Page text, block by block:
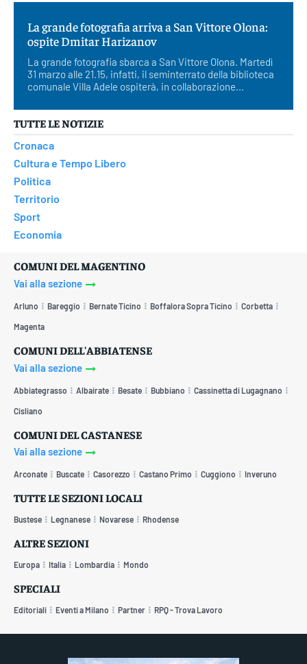
La grande fotografia arriva a San Vittore Olona:
ospite Dmitar Harizanov
La grande fotografia sbarca a San Vittore Olona. Martedì
31 marzo alle 21.15, infatti, il seminterrato della biblioteca
comunale Villa Adele ospiterà, in collaborazione...
TUTTE LE NOTIZIE
Cronaca
Cultura e Tempo Libero
Politica
Territorio
Sport
Economia
COMUNI DEL MAGENTINO
Vai alla sezione
Arluno Bareggio Bernate Ticino Boffalora Sopra Ticino Corbetta
Magenta
COMUNI DELL'ABBIATENSE
Vai alla sezione
Abbiategrasso Albairate Besate Bubbiano Cassinetta di Lugagnano
Cisliano
COMUNI DEL CASTANESE
Vai alla sezione
Arconate Buscate Casorezzo Castano Primo Cuggiono Inveruno
TUTTE LE SEZIONI LOCALI
Bustese Legnanese Novarese Rhodense
ALTRE SEZIONI
Europa Italia Lombardia Mondo
SPECIALI
Editoriali Eventi a Milano Partner RPQ - Trova Lavoro